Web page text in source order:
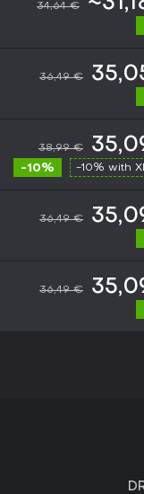
34,64 €
36,49 €
38,99 €
-10% -10% with
36,49 €
36,49 €